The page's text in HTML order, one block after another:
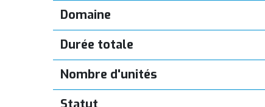
Domaine
Durée totale
Nombre d'unités